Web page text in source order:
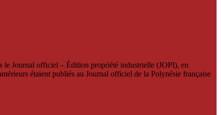
le Journal officiel – Édition propriété industrielle (JOPI), en
étaient publiés au Journal officiel de la Polynésie française